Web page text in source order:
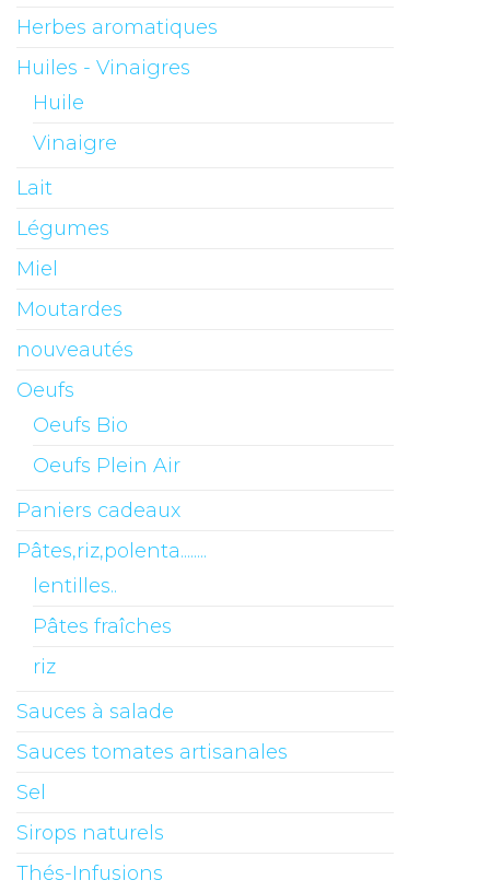
Herbes aromatiques
Huiles - Vinaigres
Huile
Vinaigre
Lait
Légumes
Miel
Moutardes
nouveautés
Oeufs
Oeufs Bio
Oeufs Plein Air
Paniers cadeaux
Pâtes,riz,polenta........
lentilles..
Pâtes fraîches
riz
Sauces à salade
Sauces tomates artisanales
Sel
Sirops naturels
Thés-Infusions